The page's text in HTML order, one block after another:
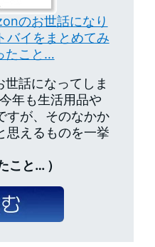
のお世話になり
バイをまとめてみ
たこと…
話になってしま
年も生活用品や
すが、そのなかか
思えるものを一挙
こと… ）